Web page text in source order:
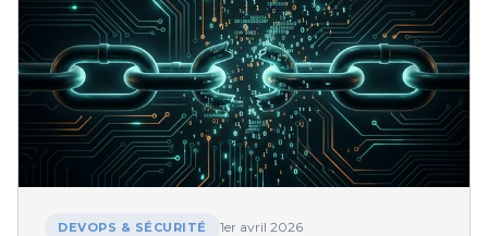
DEVOPS & SÉCURITÉ 1er avril 2026